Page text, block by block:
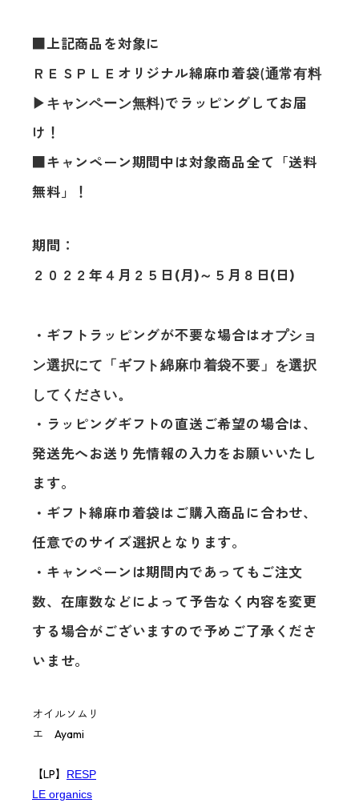
■上記商品を対象に
ＲＥＳＰＬＥオリジナル綿麻巾着袋(通常有料
▶︎キャンペーン無料)でラッピングしてお届
け！
■キャンペーン期間中は対象商品全て「送料
無料」！
期間：
２０２２年４月２５日(月)～５月８日(日)
・ ギフトラッピングが不要な場合はオプショ
ン選択にて 「ギフト綿麻巾着袋不要」を選択
してください。
・ラッピングギフトの直送ご希望の場合は、
発送先へお送り先情報の入力をお願いいたし
ます。
・ギフト綿麻巾着袋はご購入商品に合わせ、
任意でのサイズ選択となります。
・キャンペーンは期間内であってもご注文
数、在庫数などによって予告なく内容を変更
する場合がございますので予めご了承くださ
いませ。
オイルソムリ
エ Ayami
【LP】
RESP
LE organics